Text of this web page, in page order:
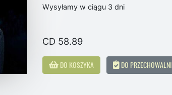
Wysyłamy w ciągu 3 dni
CD 58.89
DO KOSZYKA DO PRZECHOWALNI